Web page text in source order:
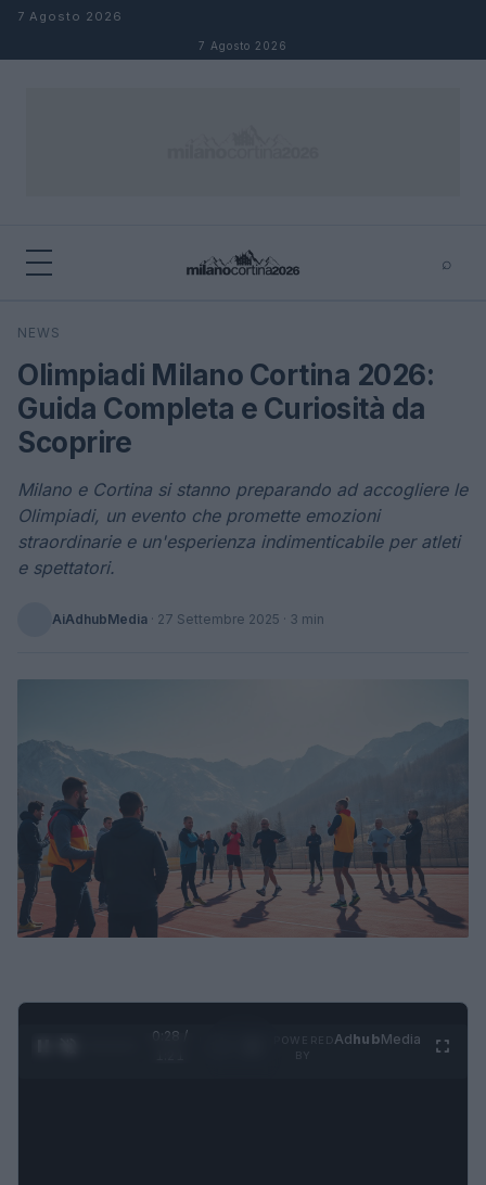
Salta al contenuto
7 Agosto 2026
7 Agosto 2026
⌕
Cerca
NEWS
Olimpiadi Milano Cortina 2026:
Guida Completa e Curiosità da
Scoprire
Milano e Cortina si stanno preparando ad accogliere le
Olimpiadi, un evento che promette emozioni
straordinarie e un'esperienza indimenticabile per atleti
e spettatori.
AiAdhubMedia · 27 Settembre 2025 · 3 min
0:29 /
AdhubMedia